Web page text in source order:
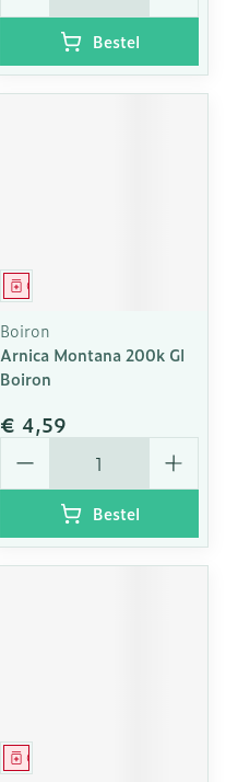
Bestel
Geneesmiddel
Boiron
Arnica Montana 200k Gl
Boiron
€ 4,59
Aantal
Bestel
Geneesmiddel